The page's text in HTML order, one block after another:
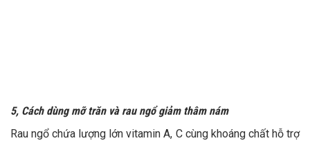
5, Cách dùng mỡ trăn và rau ngổ giảm thâm nám
Rau ngổ chứa lượng lớn vitamin A, C cùng khoáng chất hỗ trợ